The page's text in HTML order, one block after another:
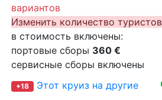
вариантов
Изменить количество туристов
в стоимость включены:
портовые сборы 360 €
сервисные сборы включены
+18
Этот круиз на другие